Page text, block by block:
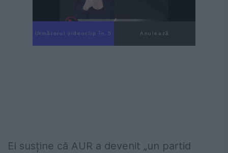
Următorul videoclip în 4 Anulează
El susține că AUR a devenit „un partid